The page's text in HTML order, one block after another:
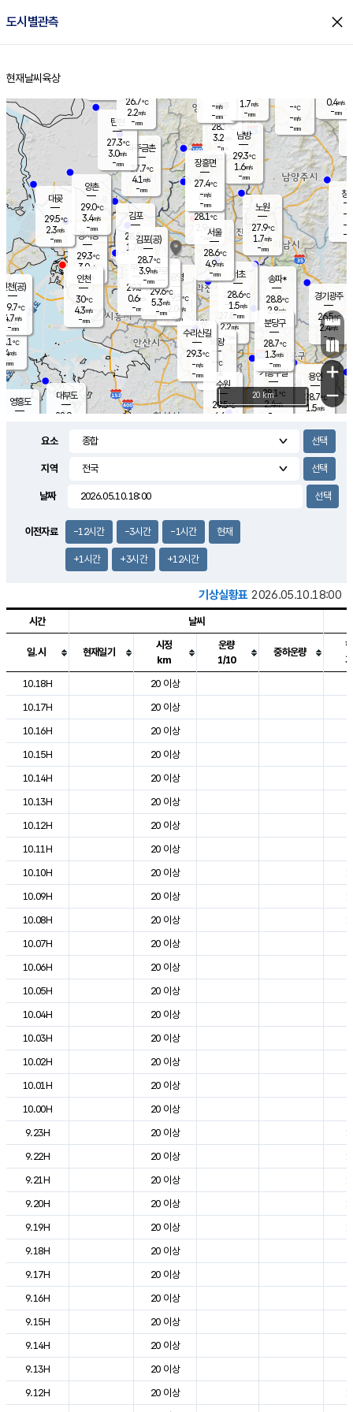
도시별관측 close
홈
현재날씨 육상
의도
℃
m/s
mm
영흥도
양주
28.1℃
3.2
-mm
과천
27.8℃
2.2m/s
- mm
용인
28.7℃
1.5m/s
경기광주
26.5℃
2.4m/s
-mm
3.8m/s
대부도
28.9
경서동
29.3℃
3.0m/s
-mm
파주금촌
27.7℃
4.1 m/s
-mm
-℃
-m/s
-mm
대곶
29.5℃
2.3m/s
-mm
창
-
-m/
-
탄현
27.3℃
3.0m/s
-mm
0.4m/s
-mm
의왕
- ℃
m/s
mm
김포
28.9℃
1.7 m/s
mm
광명
29.5 ℃
2.0 m/s
-mm
부천
29.3℃
0.6m/s
-mm
양촌
29.0℃
3.4m/s
-mm
구로
29.6℃
5.3m/s
-mm
은평
28.1℃
2.9 m/s
- mm
노원
27.9℃
1.7m/s
-mm
송파*
28.8℃
2.8m/s
-mm
서초
28.6℃
1.5m/s
-mm
남방
29.3℃
1.6m/s
-mm
기흥구갈
28.1℃
2.4m/s
-
수리산길
29.3℃
-m/s
-mm
분당구
28.7℃
1.3m/s
-mm
장흥면
27.4℃
-m/s
-mm
-m/s
-mm
인천(공)
29.7℃
4.7m/s
-mm
김포(공)
28.7℃
3.9m/s
-mm
수원
29.5℃
4.6 m/s
인천
30℃
4.3m/s
-mm
서울
28.6℃
4.9m/s
-mm
26.7℃
2.2m/s
-mm
1.7m/s
-mm
+
−
20 km
요소
지역
날짜
이전자료 -12시간 -3시간 -1시간 현재
+1시간 +3시간 +12시간
기상실황표 2026.05.10.18:00
도시별 기상실황표로 지점, 날씨, 기온, 강수, 바람, 기압등을 안내한 표입
시간 날씨
일.시 현재일기
시정
km
운량
1/10
중하운량
10.18H
20 이상
10.17H
20 이상
10.16H
20 이상
10.15H
20 이상
10.14H
20 이상
10.13H
20 이상
10.12H
20 이상
10.11H
20 이상
10.10H
20 이상
10.09H
20 이상
10.08H
20 이상
10.07H
20 이상
10.06H
20 이상
10.05H
20 이상
10.04H
20 이상
10.03H
20 이상
10.02H
20 이상
10.01H
20 이상
10.00H
20 이상
9.23H
20 이상
9.22H
20 이상
9.21H
20 이상
9.20H
20 이상
9.19H
20 이상
9.18H
20 이상
9.17H
20 이상
9.16H
20 이상
9.15H
20 이상
9.14H
20 이상
9.13H
20 이상
9.12H
20 이상